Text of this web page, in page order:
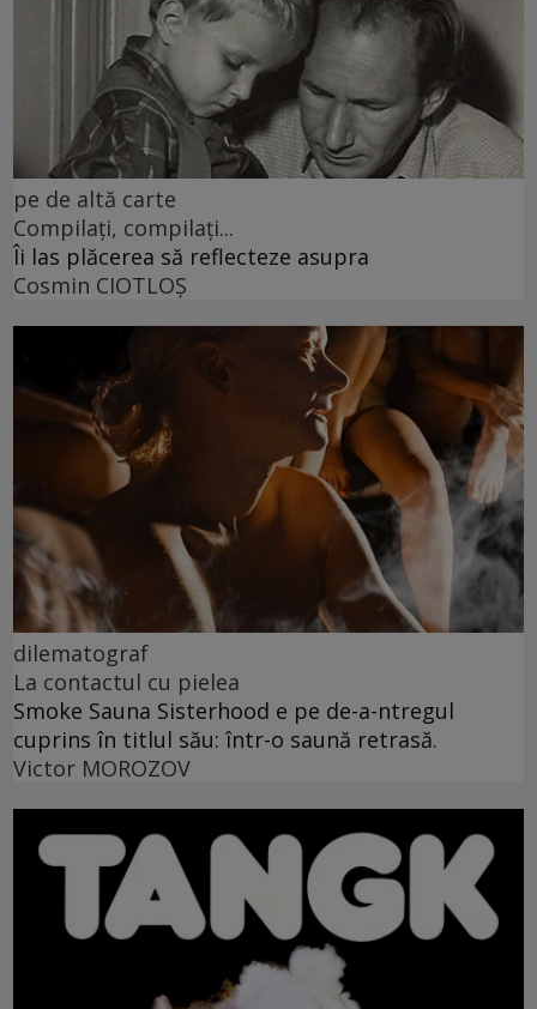
pe de altă carte
Compilați, compilați...
Îi las plăcerea să reflecteze asupra
Cosmin CIOTLOŞ
dilematograf
La contactul cu pielea
Smoke Sauna Sisterhood e pe de-a-ntregul
cuprins în titlul său: într-o saună retrasă.
Victor MOROZOV